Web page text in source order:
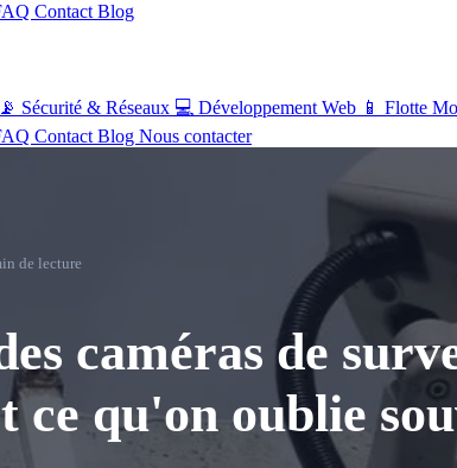
Contact Blog
📡 Sécurité & Réseaux 💻 Développement Web 📱 Flotte
Contact Blog Nous contacter
de lecture
caméras de
ce qu'on oublie